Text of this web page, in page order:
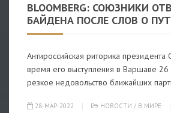
BLOOMBERG: СОЮЗНИКИ
БАЙДЕНА ПОСЛЕ СЛОВ О
Антироссийская риторика
время его выступления в Варшаве 26
резкое недовольство ближайших
28-МАР-2022 НОВОСТИ / В МИРЕ